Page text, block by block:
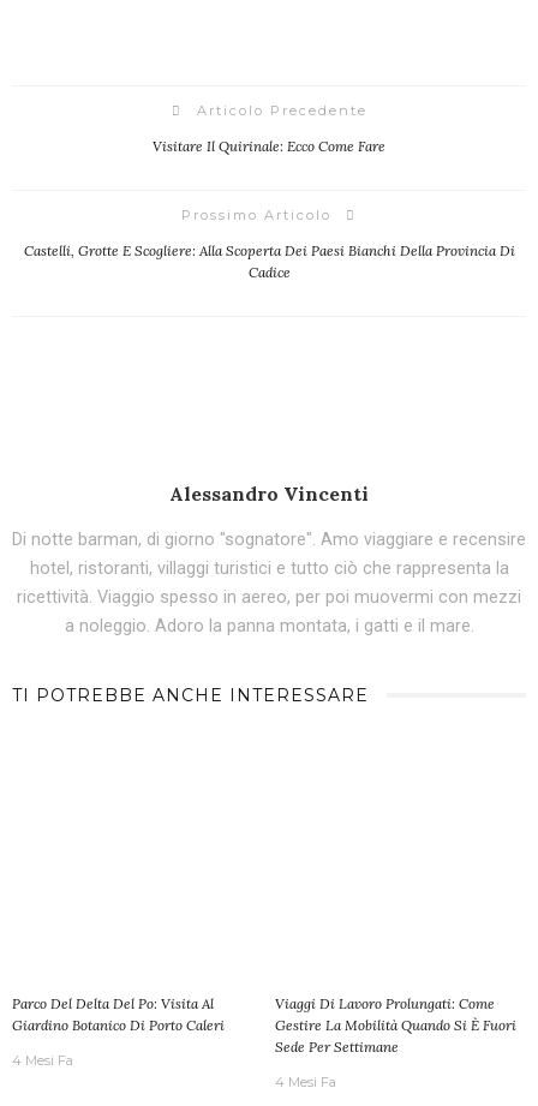
Articolo Precedente
Visitare Il Quirinale: Ecco Come Fare
Prossimo Articolo
Castelli, Grotte E Scogliere: Alla Scoperta Dei Paesi Bianchi Della Provincia Di
Cadice
Alessandro Vincenti
Di notte barman, di giorno "sognatore". Amo viaggiare e recensire
hotel, ristoranti, villaggi turistici e tutto ciò che rappresenta la
ricettività. Viaggio spesso in aereo, per poi muovermi con mezzi
a noleggio. Adoro la panna montata, i gatti e il mare.
TI POTREBBE ANCHE INTERESSARE
Parco Del Delta Del Po: Visita Al
Giardino Botanico Di Porto Caleri
4 Mesi Fa
Viaggi Di Lavoro Prolungati: Come
Gestire La Mobilità Quando Si È Fuori
Sede Per Settimane
4 Mesi Fa